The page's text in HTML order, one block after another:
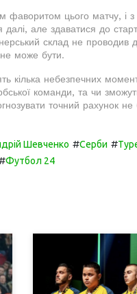
цього матчу, і
але здаватися до
склад не проводив
може бути.
кілька небезпечних
команди, та чи
точний рахунок
Шевченко #Серби #
Футбол 24